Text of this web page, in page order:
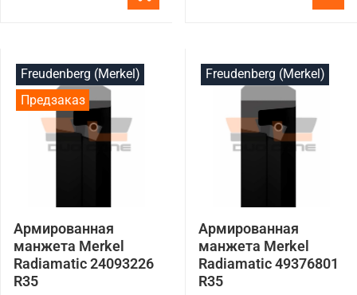
Freudenberg (Merkel)
Предзаказ
Армированная
манжета Merkel
Radiamatic 24093226
R35
Freudenberg (Merkel)
Армированная
манжета Merkel
Radiamatic 49376801
R35